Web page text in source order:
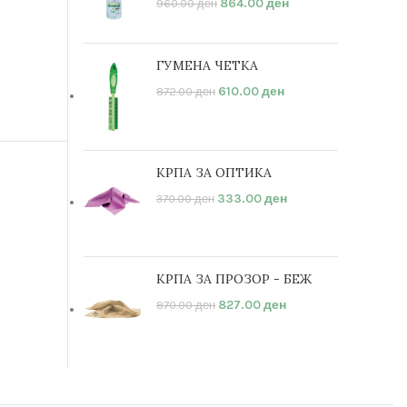
960.00ден
ГУМЕНА ЧЕТКА
872.00ден 610.00ден
КРПА ЗА ОПТИКА
370.00ден 333.00ден
КРПА ЗА ПРОЗОР - БЕЖ
870.00ден 827.00ден